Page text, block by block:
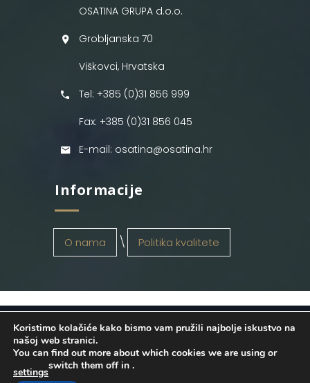
OSATINA GRUPA d.o.o.
Grobljanska 70
Viškovci, Hrvatska
Tel: +385 (0)31 856 999
Fax: +385 (0)31 856 045
E-mail: osatina@osatina.hr
Informacije
O nama Politika kvalitete
OSATINA GRUPA d.o.o. 2026
. Configured
byINFOS Osijek. Sva prava pridržana.
Koristimo kolačiće kako bismo vam pružili najbolje iskustvo na
našoj web stranici.
You can find out more about which cookies we are using or
switch them off in
settings
.